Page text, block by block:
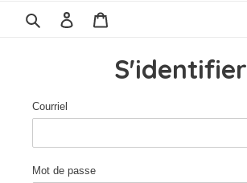
S'identifier
Courriel
Mot de passe